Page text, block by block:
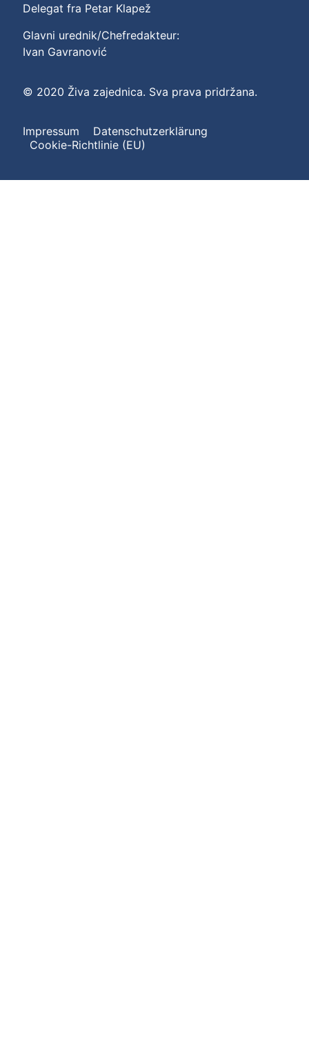
Delegat fra Petar Klapež
Glavni urednik/Chefredakteur:
Ivan Gavranović
© 2020 Živa zajednica. Sva prava pridržana.
Impressum
Datenschutzerklärung
Cookie-Richtlinie (EU)